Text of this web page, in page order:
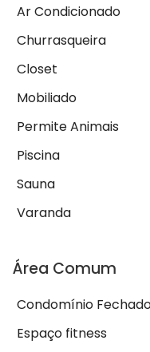
Ar Condicionado
Churrasqueira
Closet
Mobiliado
Permite Animais
Piscina
Sauna
Varanda
Área Comum
Condomínio
Espaço fitness